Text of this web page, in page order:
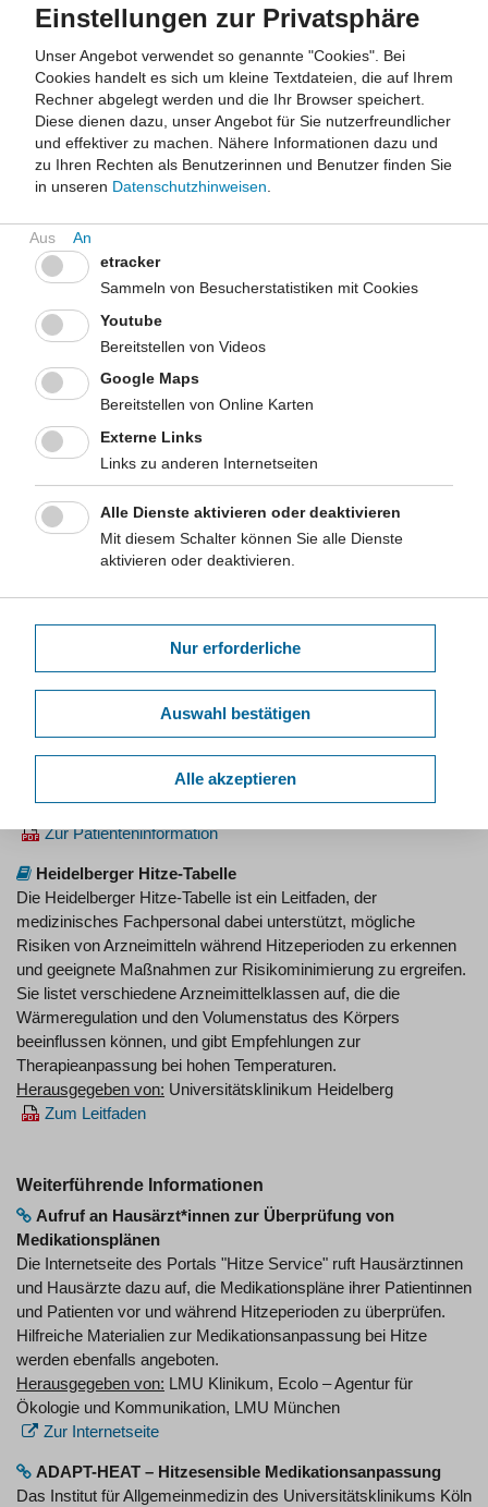
Material
In der Arbeitshilfe finden Sie eine Übersicht von Wirkstoffen und
beispielhaften Handelsnamen, bei denen im Zusammenhang
von Hitze- sowie Sonnenexposition Neben- und
Wechselwirkungen auftreten können.
Herausgegeben von:Landeszentrum Gesundheit Nordrhein-
Westfalen (LZG.NRW)
Lagerung von Arzneimitteln
In der Arbeitshilfe finden Sie Informationen zur fachgerechten
Lagerung von Medikamenten während des Sommers.
Herausgegeben von:
Westfalen (LZG.NRW)
Zur Arbeitshilfe
Bei Hitze einen kühlen Kopf bewahren
Dieser Flyer gibt praktische Ratschläge zum Schutz von
Menschen bei Hitze. Außerdem wird auf die Bedeutung der
richtigen Lagerung von Medikamenten hingewiesen, da Hitze
deren Wirkung beeinträchtigen kann, sowie auf mögliche
hitzebedingte Gesundheitsrisiken, bei denen ärztlicher Rat
Apothekerverbände (ABDA)
Zum Flyer
Diese Patienteninformation gibt praktische Tipps, wie Sie Ihre
Medikamente bei Hitze richtig lagern sollten. Es informiert über
hitzebedingte Gesundheitsprobleme und wie Sie gesund durch
den Sommer kommen.
Bundesvereinigung Deutscher
Apothekerverbände (ABDA)
Zur Patienteninformation
Heidelberger Hitze-Tabelle
Die Heidelberger Hitze-Tabelle ist ein Leitfaden, der
medizinisches Fachpersonal dabei unterstützt, mögliche
Risiken von Arzneimitteln während Hitzeperioden zu erkennen
und geeignete Maßnahmen zur Risikominimierung zu ergreifen.
Sie listet verschiedene Arzneimittelklassen auf, die die
Wärmeregulation und den Volumenstatus des Körpers
beeinflussen können, und gibt Empfehlungen zur
Therapieanpassung bei hohen Temperaturen.
Herausgegeben von: Universitätsklinikum Heidelberg
Zum Leitfaden
Weiterführende Informationen
Aufruf an Hausärzt*innen zur Überprüfung von
Medikationsplänen
Die Internetseite des Portals "Hitze Service" ruft Hausärztinnen
und Hausärzte dazu auf, die Medikationspläne ihrer Patientinnen
und Patienten vor und während Hitzeperioden zu überprüfen.
Hilfreiche Materialien zur Medikationsanpassung bei Hitze
werden ebenfalls angeboten.
Herausgegeben von: LMU Klinikum, Ecolo – Agentur für
Ökologie und Kommunikation, LMU München
Zur Internetseite
ADAPT-HEAT – Hitzesensible Medikationsanpassung
Das Institut für Allgemeinmedizin des Universitätsklinikums Köln
Einstellungen zur Privatsphäre
Unser Angebot verwendet so genannte "Cookies". Bei
Cookies handelt es sich um kleine Textdateien, die auf Ihrem
Rechner abgelegt werden und die Ihr Browser speichert.
Diese dienen dazu, unser Angebot für Sie nutzerfreundlicher
und effektiver zu machen.
Nähere Informationen dazu und
zu Ihren Rechten als Benutzerinnen und Benutzer finden Sie
in unseren Datenschutzhinweisen
etracker
Sammeln von Besucherstatistiken mit Cookies
Youtube
Bereitstellen von Videos
Google Maps
Bereitstellen von Online Karten
Externe Links
Links zu anderen Internetseiten
Alle Dienste aktivieren oder deaktivieren
Mit diesem Schalter können Sie alle Dienste
aktivieren oder deaktivieren.
Nur erforderliche
Auswahl bestätigen
Alle akzeptieren